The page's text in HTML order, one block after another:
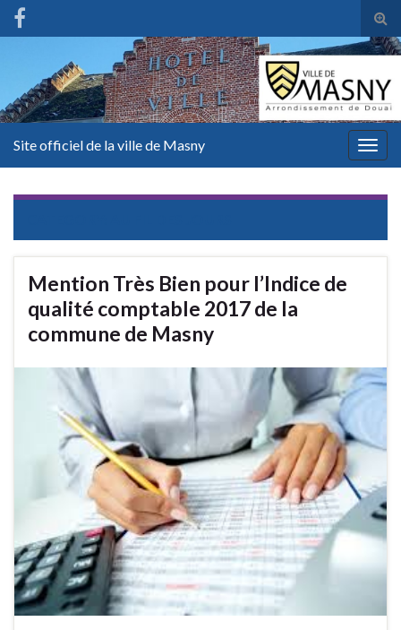
Site officiel de la ville de Masny
Mention Très Bien pour l’Indice de
qualité comptable 2017 de la
commune de Masny